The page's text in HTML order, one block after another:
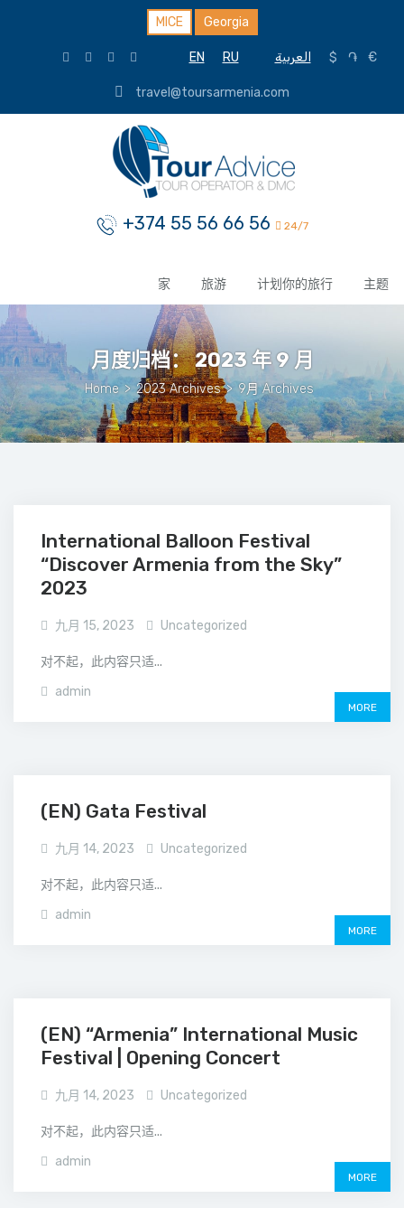
MICE Georgia
EN RU العربية $ ֏ €
travel@toursarmenia.com
+374 55 56 66 56 24/7
家 旅游 计划你的旅行 主题
月度归档：2023 年 9 月
Home > 2023 Archives > 9月 Archives
International Balloon Festival
“Discover Armenia from the Sky”
2023
九月 15, 2023 Uncategorized
对不起，此内容只适...
admin
MORE
(EN) Gata Festival
九月 14, 2023 Uncategorized
对不起，此内容只适...
admin
MORE
(EN) “Armenia” International Music
Festival | Opening Concert
九月 14, 2023 Uncategorized
对不起，此内容只适...
admin
MORE